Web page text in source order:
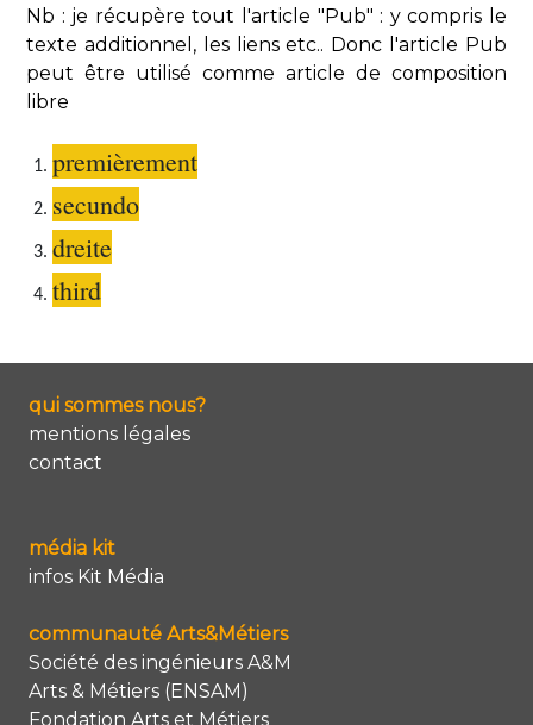
Nb : je récupère tout l'article "Pub" : y compris le
texte additionnel, les liens etc.. Donc l'article Pub
peut être utilisé comme article de composition
libre
premièrement
secundo
dreite
third
qui sommes nous?
mentions légales
contact
média kit
infos Kit Média
communauté Arts&Métiers
Société des ingénieurs A&M
Arts & Métiers (ENSAM)
Fondation Arts et Métiers